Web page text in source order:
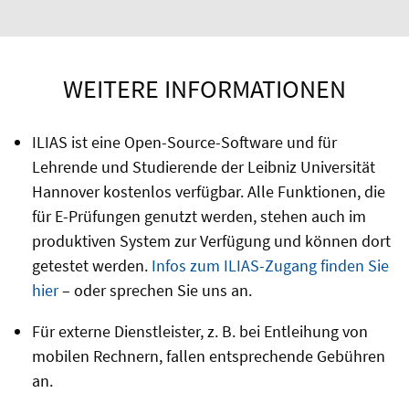
WEITERE INFORMATIONEN
ILIAS ist eine Open-Source-Software und für
Lehrende und Studierende der Leibniz Universität
Hannover kostenlos verfügbar. Alle Funktionen, die
für E-Prüfungen genutzt werden, stehen auch im
produktiven System zur Verfügung und können dort
getestet werden. Infos zum ILIAS-Zugang finden Sie
hier– oder sprechen Sie uns an.
Für externe Dienstleister, z. B. bei Entleihung von
mobilen Rechnern, fallen entsprechende Gebühren
an.